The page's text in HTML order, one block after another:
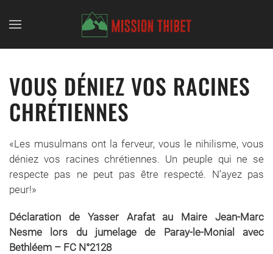
Skip to main content
VOUS DÉNIEZ VOS RACINES
CHRÉTIENNES
«Les musulmans ont la ferveur, vous le nihilisme, vous
déniez vos racines chrétiennes. Un peuple qui ne se
respecte pas ne peut pas être respecté. N’ayez pas
peur!»
Déclaration de Yasser Arafat au Maire Jean-Marc
Nesme lors du jumelage de Paray-le-Monial avec
Bethléem – FC N°2128